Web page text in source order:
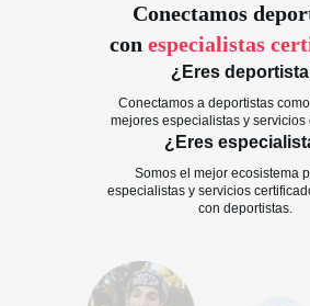
Conectamos
con especialistas
¿Eres
Conectamos a deportistas
mejores especialistas y servicios
¿Eres
Somos el mejor ecosistema
especialistas y servicios
con deportistas.